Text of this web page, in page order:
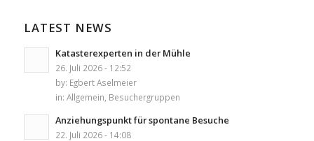
LATEST NEWS
Katasterexperten in der Mühle
26. Juli 2026 - 12:52
by: Egbert Aselmeier
in: Allgemein Besuchergruppen
Anziehungspunkt für spontane Besuche
22. Juli 2026 - 14:08